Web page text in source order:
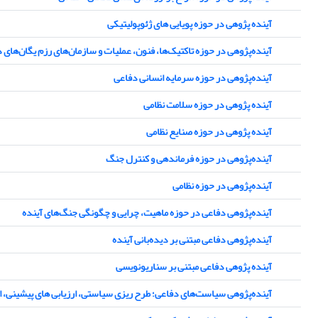
آینده پژوهی در حوزه پویایی های ژئوپولیتیکی
آینده‌پژوهی در حوزه تاکتیک‌ها، فنون، عملیات و سازمان‌های رزم
آینده‌پژوهی در حوزه سرمایه انسانی دفاعی
آینده پژوهی در حوزه سلامت نظامی
آینده پژوهی در حوزه صنایع نظامی
آینده‌پژوهی در حوزه فرماندهی و کنترل جنگ
آینده‌پژوهی در حوزه نظامی
آینده‌پژوهی دفاعی در حوزه ماهیت، چرایی و چگونگی جنگ‌های آینده
آینده‌پژوهی دفاعی مبتنی بر دیده‌بانی آینده
آینده پژوهی دفاعی مبتنی بر سناریونویسی
آینده‌پژوهی سیاست‌های دفاعی؛ طرح ریزی سیاستی، ارزیابی های پیشینی،